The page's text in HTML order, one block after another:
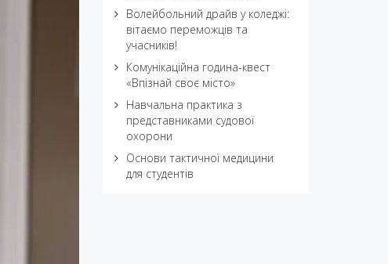
Волейбольний драйв у коледжі:
вітаємо переможців та
учасників!
Комунікаційна година-квест
«Впізнай своє місто»
Навчальна практика з
представниками судової
охорони
Основи тактичної медицини
для студентів